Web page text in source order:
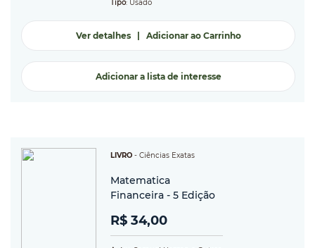
Tipo: Usado
Ver detalhes| Adicionar ao Carrinho
Adicionar a lista de interesse
LIVRO - Ciências Exatas
Matematica
Financeira - 5 Edição
R$ 34,00